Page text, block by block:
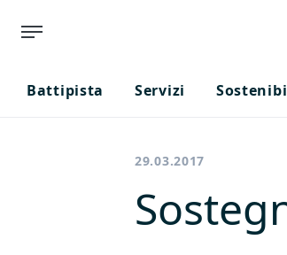
Battipista Servizi
29.03.2017